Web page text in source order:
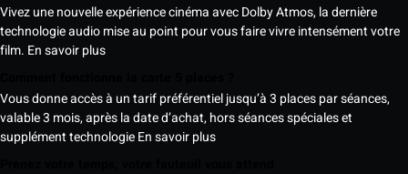
Vivez une nouvelle expérience cinéma avec Dolby Atmos, la dernière
technologie audio mise au point pour vous faire vivre intensément votre
film. En savoir plus
Vous donne accès à un tarif préférentiel jusqu’à 3 places par séances,
valable 3 mois, après la date d’achat, hors séances spéciales et
supplément technologieEn savoir plus